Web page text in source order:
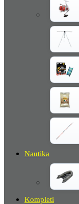
Nautika
Kompleti